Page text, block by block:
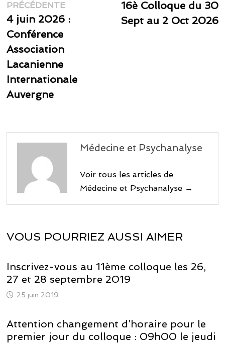
de
l’article
PRÉCÉDENTEPublication
précédente :
4 juin 2026 :
Conférence
Association
Lacanienne
Internationale
Auvergne
16è Colloque du 30
Sept au 2 Oct 2026
Médecine et Psychanalyse
Voir tous les articles de
Médecine et Psychanalyse →
VOUS POURRIEZ AUSSI AIMER
Inscrivez-vous au 11ème colloque les 26,
27 et 28 septembre 2019
25 juin 2019
Attention changement d’horaire pour le
premier jour du colloque : 09h00 le jeudi